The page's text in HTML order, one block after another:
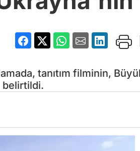
tanıtım filminin,
belirtildi.